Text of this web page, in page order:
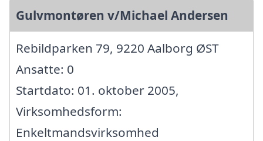
Gulvmontøren v/Michael Andersen
Rebildparken 79, 9220 Aalborg ØST
Ansatte: 0
Startdato: 01. oktober 2005,
Virksomhedsform:
Enkeltmandsvirksomhed